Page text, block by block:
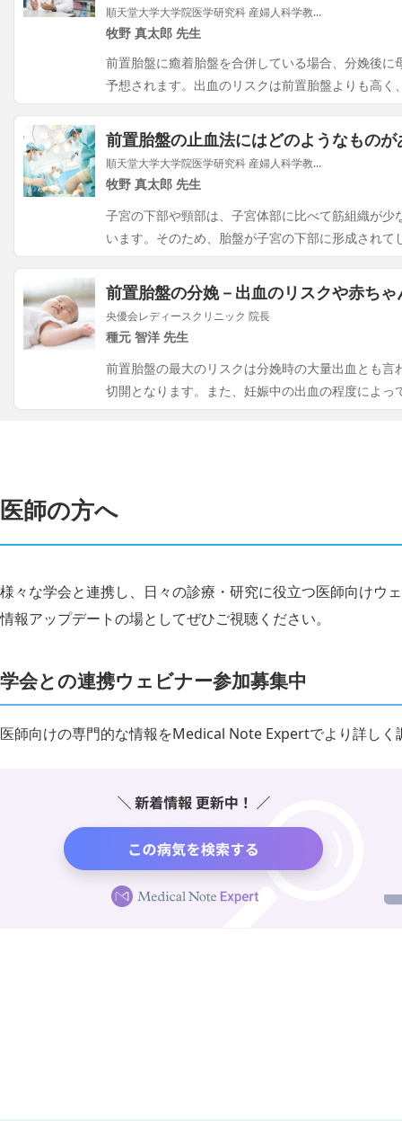
順天堂大学大学院医学研究科 産婦人科学教...
牧野 真太郎 先生
前置胎盤に癒着胎盤を合併している場合、分娩後
予想されます。出血のリスクは前置胎盤よりも高く
前置胎盤の止血法にはどのようなもの
順天堂大学大学院医学研究科 産婦人科学教...
牧野 真太郎 先生
子宮の下部や頸部は、子宮体部に比べて筋組織が
います。そのため、胎盤が子宮の下部に形成されて
前置胎盤の分娩－出血のリスクや赤ち
央優会レディースクリニック 院長
種元 智洋 先生
前置胎盤の最大のリスクは分娩時の大量出血とも
切開となります。また、妊娠中の出血の程度によっ
医師の方へ
様々な学会と連携し、日々の診療・研究に役立つ医師向けウ
情報アップデートの場としてぜひご視聴ください。
学会との連携ウェビナー参加募集中
医師向けの専門的な情報をMedical Note Expertでより詳しく